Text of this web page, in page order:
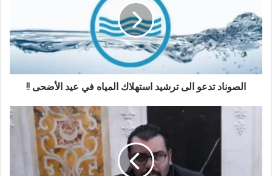
الصوناد تدعو الى ترشيد استهلاك المياه في عيد الأضحى !!